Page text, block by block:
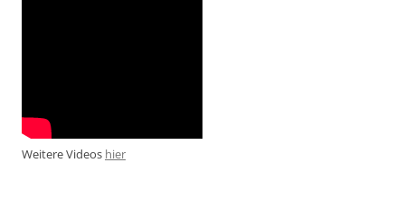
Weitere Videos hier